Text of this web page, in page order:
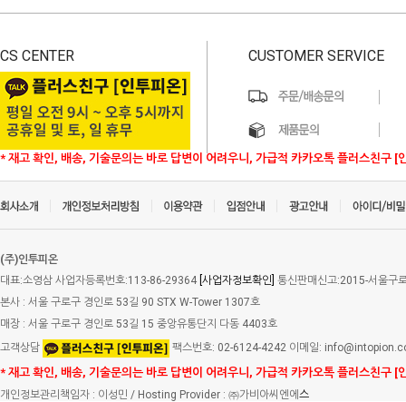
CS CENTER
* 재고 확인, 배송, 기술문의는 바로 답변이 어려우니, 가급적 카카오톡 플러스친구 [
CUSTOMER SERVICE
(주)인투피온
대표:소영삼 사업자등록번호:113-86-29364 [사업자정보확인] 통신판매신고:2015-서울구
본사 : 서울 구로구 경인로 53길 90 STX W-Tower 1307호
매장 : 서울 구로구 경인로 53길 15 중앙유통단지 다동 4403호
고객상담
팩스번호: 02-6124-4242 이메일:
* 재고 확인, 배송, 기술문의는 바로 답변이 어려우니, 가급적 카카오톡 플러스친구 [
개인정보관리책임자 : 이성민 / Hosting Provider : ㈜가비아씨엔에 스